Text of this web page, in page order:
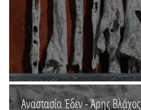
Αναστασία Έδεν - Άρης Βλάχος